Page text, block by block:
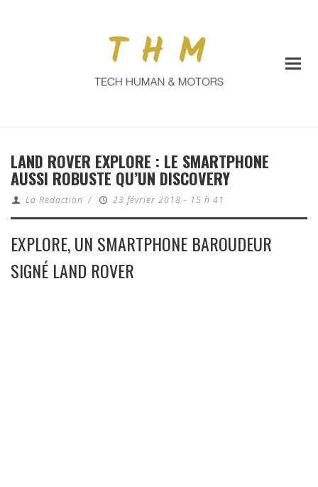
LAND ROVER EXPLORE : LE SMARTPHONE
AUSSI ROBUSTE QU’UN DISCOVERY
La Redaction / 23 février 2018 - 15 h 41
EXPLORE, UN SMARTPHONE BAROUDEUR
SIGNÉ LAND ROVER